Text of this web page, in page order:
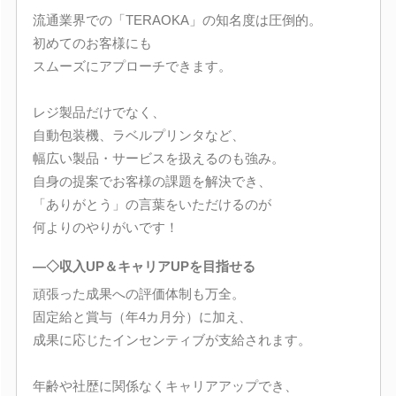
流通業界での「TERAOKA」の知名度は圧倒的。
初めてのお客様にも
スムーズにアプローチできます。
レジ製品だけでなく、
自動包装機、ラベルプリンタなど、
幅広い製品・サービスを扱えるのも強み。
自身の提案でお客様の課題を解決でき、
「ありがとう」の言葉をいただけるのが
何よりのやりがいです！
―◇収入UP＆キャリアUPを目指せる
頑張った成果への評価体制も万全。
固定給と賞与（年4カ月分）に加え、
成果に応じたインセンティブが支給されます。
年齢や社歴に関係なくキャリアアップでき、